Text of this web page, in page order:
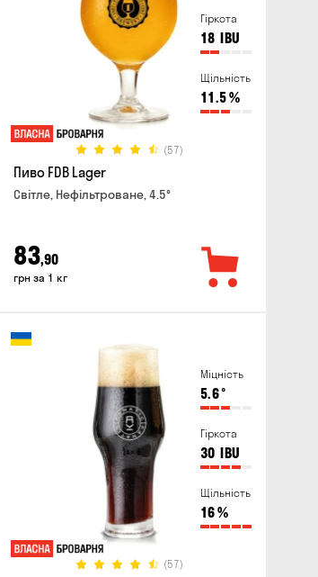
Гіркота
18 IBU
Щільність
11.5%
(57)
Пиво FDB Lager
Світле, Нефільтроване, 4.5°
83,90
грн за 1 кг
Міцність
5.6°
Гіркота
30 IBU
Щільність
16%
(57)